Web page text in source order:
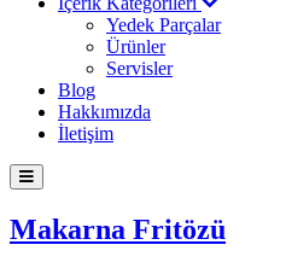
Yedek Parçalar
Ürünler
Servisler
Blog
Hakkımızda
İletişim
Makarna Fritözü